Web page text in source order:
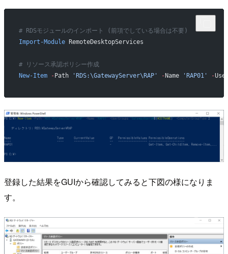
# RDSモジュールのインポート (前項でしている場合は不要)
Import-Module RemoteDesktopServices
# リソース承認ポリシー作成
New-Item -Path 'RDS:\GatewayServer\RAP' -Name 'RAP01' -
登録した結果をGUIから確認してみると下図の様になりま
す。